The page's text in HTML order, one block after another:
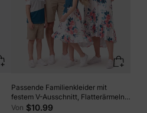
Passende Familienkleider mit
festem V-Ausschnitt, Flatterärmeln,
gespleißten Blumendrucken und
Von $10.99